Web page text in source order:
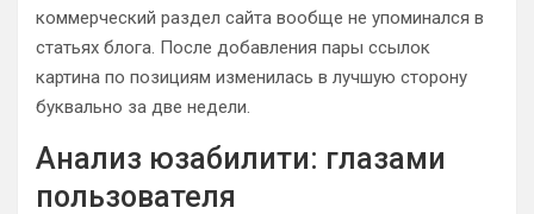
коммерческий раздел сайта вообще не упоминался в
статьях блога. После добавления пары ссылок
картина по позициям изменилась в лучшую сторону
буквально за две недели.
Анализ юзабилити: глазами
пользователя